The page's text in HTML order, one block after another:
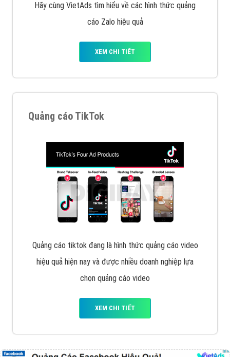
Hãy cùng VietAds tìm hiểu về các hình thức quảng
cáo Zalo hiệu quả
XEM CHI TIẾT
Quảng cáo TikTok
Quảng cáo tiktok đang là hình thức quảng cáo video
hiệu quả hiện nay và được nhiều doanh nghiệp lựa
chọn quảng cáo video
XEM CHI TIẾT